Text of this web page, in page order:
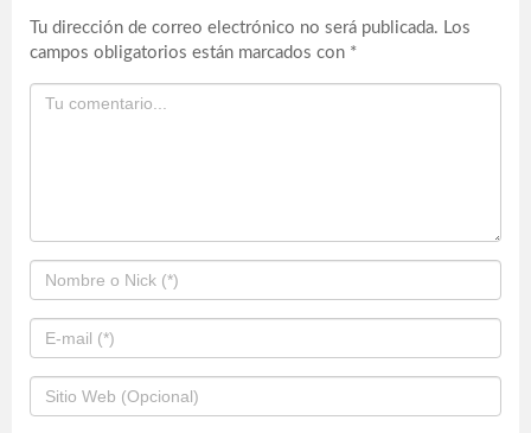
Tu dirección de correo electrónico no será publicada. Los
campos obligatorios están marcados con *